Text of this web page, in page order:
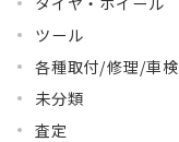
ツール
各種取付/修理/車検
未分類
査定